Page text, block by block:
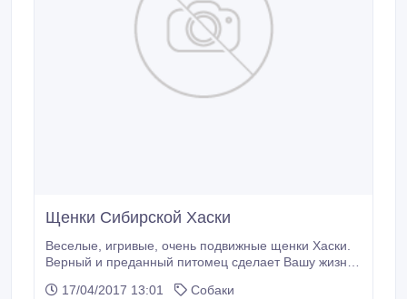
Щенки Сибирской Хаски
Веселые, игривые, очень подвижные щенки Хаски.
Верный и преданный питомец сделает Вашу жизнь
17/04/2017 13:01
Собаки